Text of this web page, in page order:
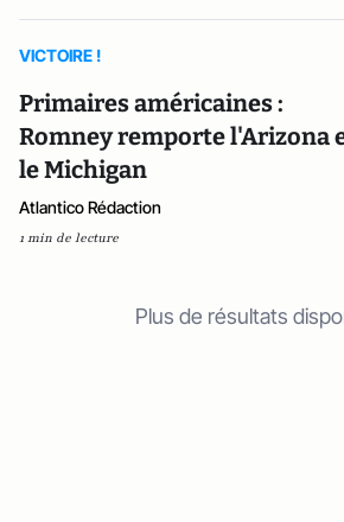
VICTOIRE !
Primaires américaines :
Romney remporte l'Arizona
le Michigan
Atlantico Rédaction
1 min de lecture
Plus de résultats